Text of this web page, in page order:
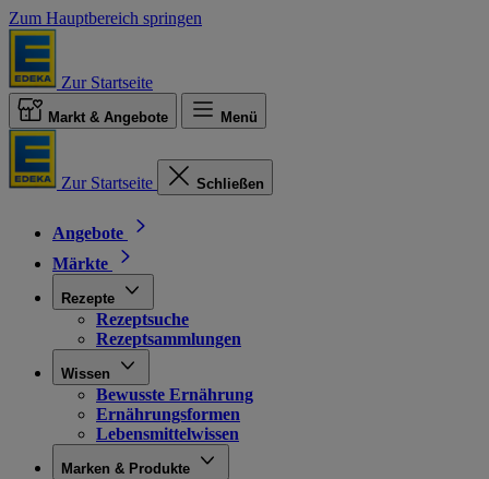
Zum Hauptbereich springen
Zur Startseite
Markt & Angebote Menü
Zur Startseite Schließen
Angebote
Märkte
Rezepte
Rezeptsuche
Rezeptsammlungen
Wissen
Bewusste Ernährung
Ernährungsformen
Lebensmittelwissen
Marken & Produkte